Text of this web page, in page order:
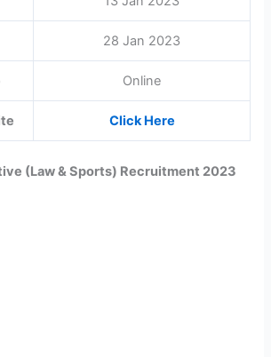
28 Jan 2023
Online
Click Here
(Law & Sports) Recruitment 2023